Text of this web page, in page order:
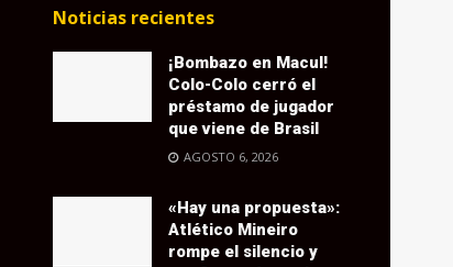
Noticias recientes
¡Bombazo en Macul!
Colo-Colo cerró el
préstamo de jugador
que viene de Brasil
AGOSTO 6, 2026
«Hay una propuesta»:
Atlético Mineiro
rompe el silencio y